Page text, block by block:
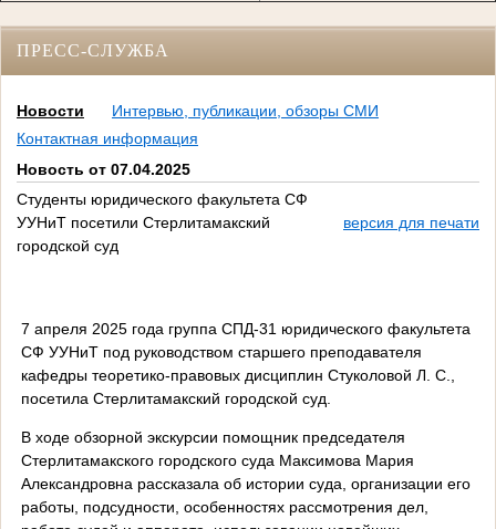
ПРЕСС-СЛУЖБА
Новости
Интервью, публикации, обзоры СМИ
Контактная информация
Новость от 07.04.2025
Студенты юридического факультета СФ
УУНиТ посетили Стерлитамакский
городской суд
версия для печати
7 апреля 2025 года группа СПД-31 юридического факультета
СФ УУНиТ под руководством старшего преподавателя
кафедры теоретико-правовых дисциплин Стуколовой Л. С.,
посетила Стерлитамакский городской суд.
В ходе обзорной экскурсии помощник председателя
Стерлитамакского городского суда Максимова Мария
Александровна рассказала об истории суда, организации его
работы, подсудности, особенностях рассмотрения дел,